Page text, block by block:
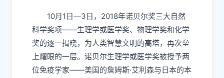
10月1日—3日，2018年诺贝尔奖三大自然
科学奖项——生理学或医学奖、物理学奖和化学
奖的逐一揭晓，为人类智慧文明的高塔，再次垒
上耀眼的一层。诺贝尔生理学或医学奖被授予两
位免疫学家——美国的詹姆斯·艾利森与日本的本